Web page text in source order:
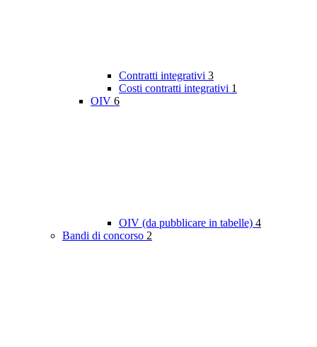
Contratti integrativi 3
Costi contratti integrativi 1
OIV 6
OIV (da pubblicare in tabelle) 4
Bandi di concorso 2